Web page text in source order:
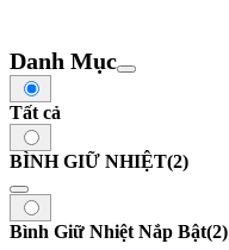
Danh Mục
Tất cả
BÌNH GIỮ NHIỆT(2)
Bình Giữ Nhiệt Nắp Bật(2)